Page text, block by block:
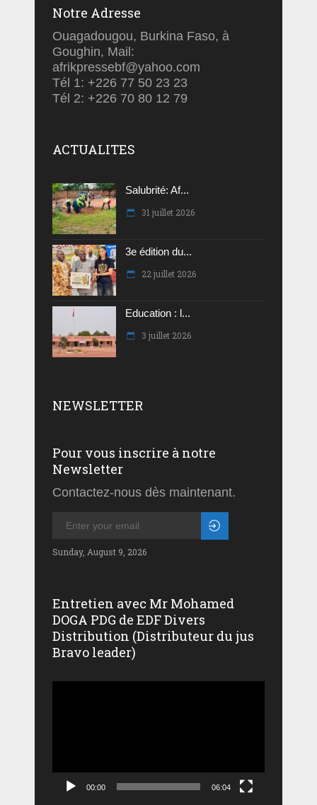
Notre Adresse
Ouagadougou, Burkina Faso, à
Goughin, Mail:
afrikpressebf@yahoo.com
Tél 1: +226 77 50 23 23
Tél 2: +226 70 80 12 79
ACTUALITES
Salubrité: Af...
31 juillet 2026
3e édition du...
22 juillet 2026
Education : l...
3 juillet 2026
NEWSLETTER
Pour vous inscrire à notre
Newsletter
Contactez-nous dès maintenant.
Sunday, August 9, 2026
Entretien avec Mr Mohamed
DOGA PDG de EDF Divers
Distribution (Distributeur du jus
Bravo leader)
00:00 06:04